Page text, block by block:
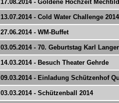
17.08.2014 - Goldene Hochzeit
13.07.2014 - Cold Water Challenge 2014
27.06.2014 - WM-Buffet
03.05.2014 - 70. Geburtstag Karl Langer
14.03.2014 - Besuch Theater Gehrde
09.03.2014 - Einladung Schützenhof
03.03.2014 - Schützenball 2014